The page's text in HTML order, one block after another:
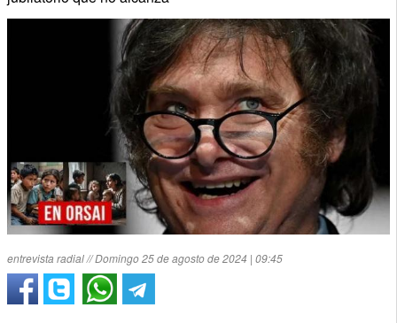
entrevista radial // Domingo 25 de agosto de 2024 | 09:45